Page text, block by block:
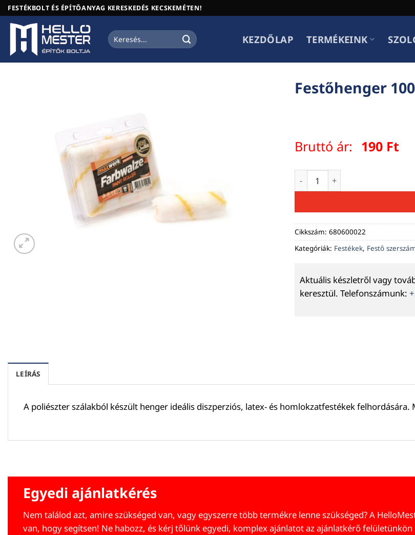
Skip
to
content
FESTÉKBOLT ÉS ÉPÍTŐANYAG KERESKEDÉS KECSKEMÉTEN!
Keresés
a
KEZDŐLAP TERMÉKEINK
Festőhenger
Bruttó ár: 190 Ft
Festőhenger 100mm
Cikkszám: 680600022
Kategóriák: Festékek, Festő
Aktuális készletről vagy
keresztül. Telefonszámunk:
LEÍRÁS
A poliészter szálakból készült henger ideális diszperziós, latex- és homlokzatfestékek
Egyedi ajánlatkérés
Nem találod azt, amire szükséged van, vagy egyszerre több termékre lenne szükséged? A
van, hogy segítsen! Ne habozz, és kérj tőlünk egyedi, komplex ajánlatot az ajánlatkérő felületünkön